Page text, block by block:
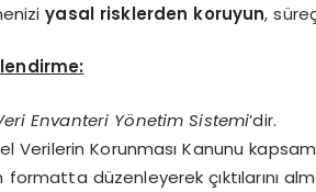
yasal risklerden koruyun,
Envanteri Yönetim Sistemi’dir.
Verilerin Korunması Kanunu
formatta düzenleyerek çıktılarını